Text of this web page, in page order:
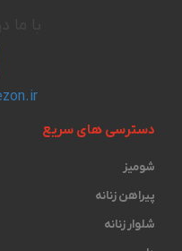
دسترسی های سریع
شومیز
پیراهن زنانه
شلوار زنانه